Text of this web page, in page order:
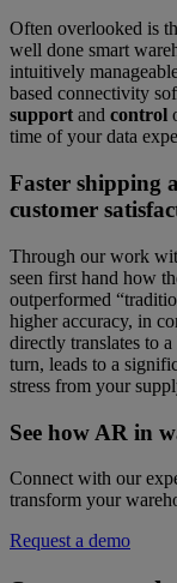
Often overlooked is
well done smart
intuitively
based connectivity
support and control
time of your data
Faster shipping
customer
Through our work
seen first hand how
outperformed
higher accuracy, in
directly translates to
turn, leads to a
stress from your
See how AR in
Connect with our
transform your
Request a demo